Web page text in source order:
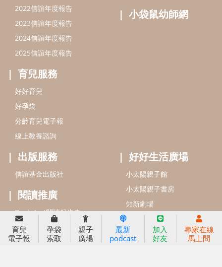
信誼基金會
信誼兒童發展國際研討會
2023信誼年度報告
2024信誼年度報告
2025信誼年度報告
育兒服務
好好育兒
好孕袋
小袋鼠幼師網
育兒
電子報
孕袋
索取
親子
廣場
最新
podcast
加入
好友
專家在線
馬上問